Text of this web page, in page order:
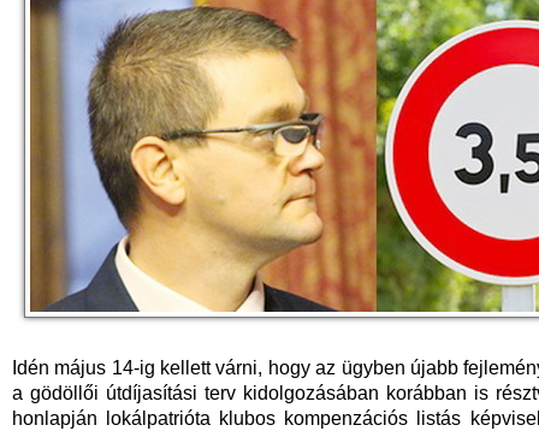
Idén május 14-ig kellett várni, hogy az ügyben újabb
a gödöllői útdíjasítási terv kidolgozásában korábban is
honlapján lokálpatrióta klubos kompenzációs listás